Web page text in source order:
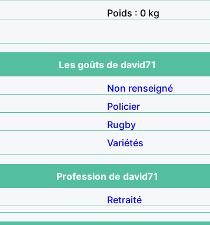
Poids : 0 kg
Les goûts de david71
Non renseigné
Policier
Rugby
Variétés
Profession de david71
Retraité